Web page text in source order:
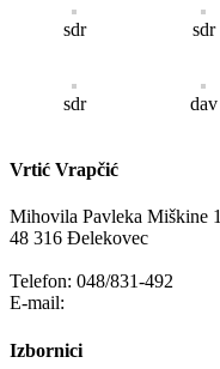
sdr sdr
sdr dav
Vrtić Vrapčić
Mihovila Pavleka Miškine 1
48 316 Đelekovec
Telefon: 048/831-492
E-mail:
Izbornici